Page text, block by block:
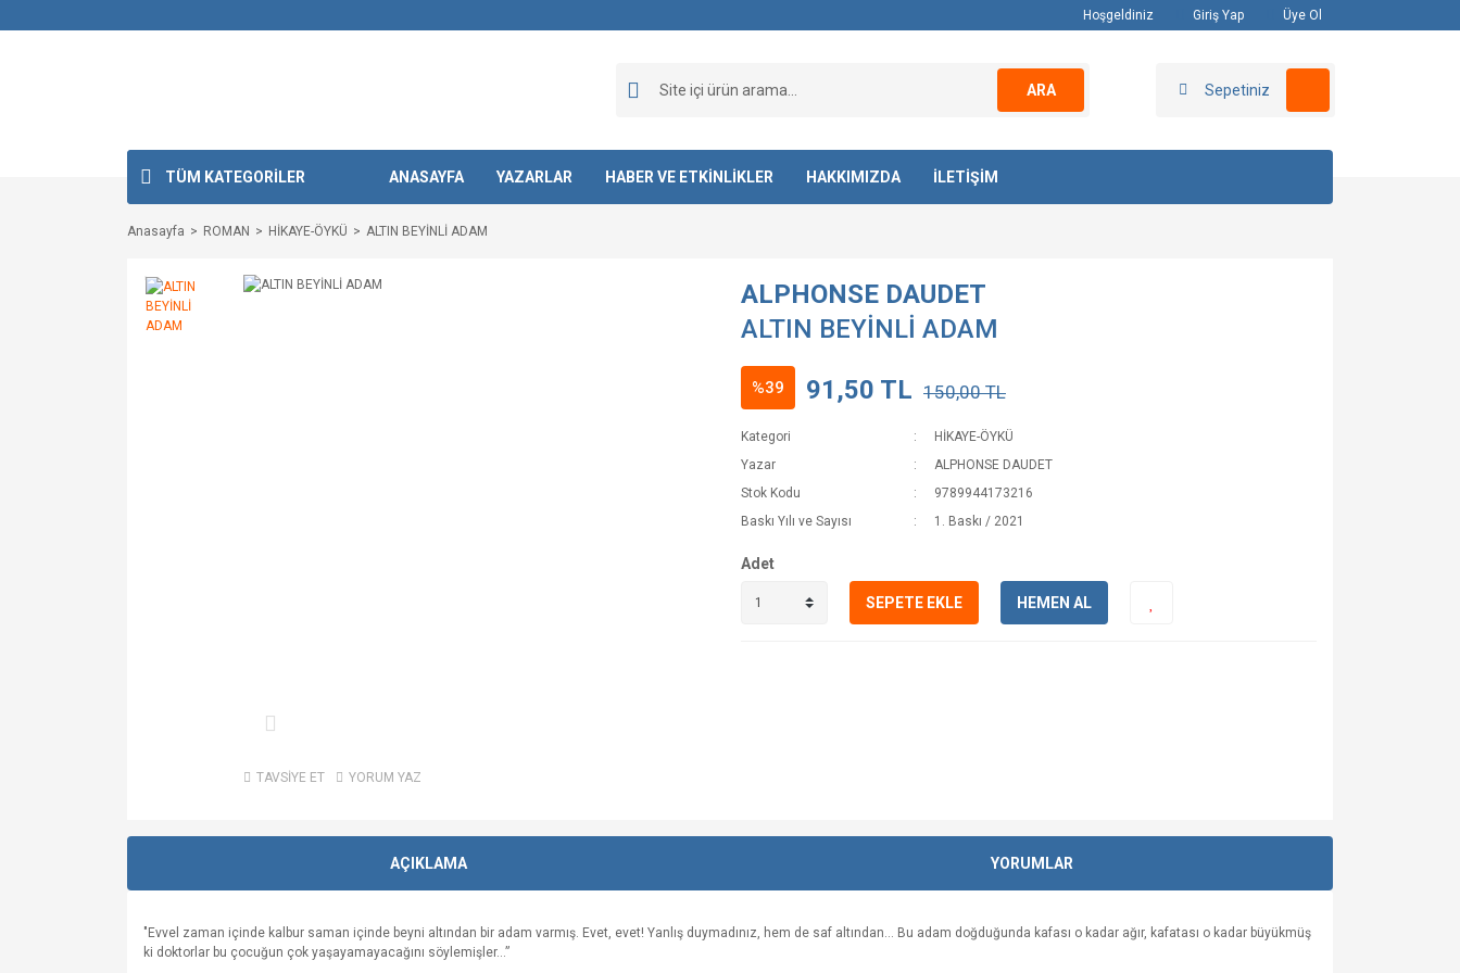
Hoşgeldiniz Giriş Yap Üye Ol
ARA Sepetiniz
TÜM KATEGORİLER ANASAYFA YAZARLAR HABER VE ETKİNLİKLER HAKKIMIZDA İLETİŞİM
Anasayfa ROMAN HİKAYE-ÖYKÜ ALTIN BEYİNLİ ADAM
TAVSİYE ET YORUM YAZ
ALPHONSE DAUDET
ALTIN BEYİNLİ ADAM
%39 91,50 TL 150,00 TL
Kategori
HİKAYE-ÖYKÜ
Yazar
ALPHONSE DAUDET
Stok Kodu
9789944173216
Baskı Yılı ve Sayısı
1. Baskı / 2021
Adet
SEPETE EKLE HEMEN AL
AÇIKLAMA YORUMLAR
"Evvel zaman içinde kalbur saman içinde beyni altından bir adam varmış. Evet, evet! Yanlış duymadınız, hem de saf altından… Bu adam doğduğunda kafası o kadar ağır, kafatası o kadar büyükmüş
ki doktorlar bu çocuğun çok yaşayamayacağını söylemişler...”